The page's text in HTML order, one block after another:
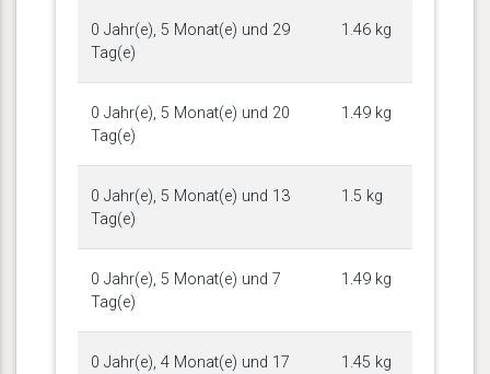
0 Jahr(e), 5 Monat(e) und 29
Tag(e)
1.46 kg
0 Jahr(e), 5 Monat(e) und 20
Tag(e)
1.49 kg
0 Jahr(e), 5 Monat(e) und 13
Tag(e)
1.5 kg
0 Jahr(e), 5 Monat(e) und 7
Tag(e)
1.49 kg
0 Jahr(e), 4 Monat(e) und 17
1.45 kg